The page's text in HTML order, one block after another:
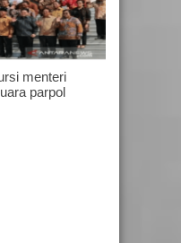
menteri
parpol